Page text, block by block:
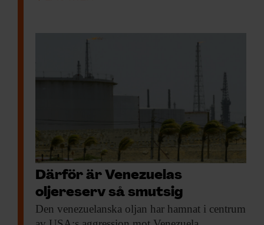
Därför är Venezuelas
oljereserv så smutsig
Den venezuelanska oljan har hamnat i centrum